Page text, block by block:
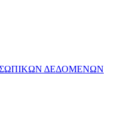
ΔΕΔΟΜΕΝΩΝ